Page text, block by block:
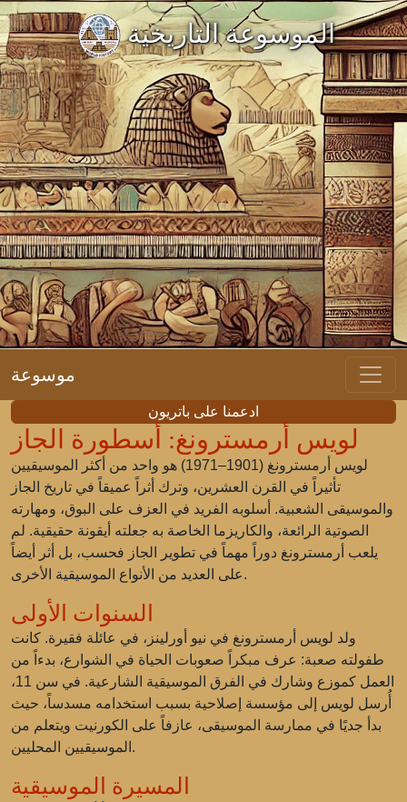
الموسوعة التاريخية
موسوعة
ادعمنا على باتريون
لويس أرمسترونغ: أسطورة الجاز
لويس أرمسترونغ (1901–1971) هو واحد من أكثر الموسيقيين
تأثيراً في القرن العشرين، وترك أثراً عميقاً في تاريخ الجاز
والموسيقى الشعبية. أسلوبه الفريد في العزف على البوق، ومهارته
الصوتية الرائعة، والكاريزما الخاصة به جعلته أيقونة حقيقية. لم
يلعب أرمسترونغ دوراً مهماً في تطوير الجاز فحسب، بل أثر أيضاً
على العديد من الأنواع الموسيقية الأخرى.
السنوات الأولى
ولد لويس أرمسترونغ في نيو أورلينز، في عائلة فقيرة. كانت
طفولته صعبة: عرف مبكراً صعوبات الحياة في الشوارع، بدءاً من
العمل كموزع وشارك في الفرق الموسيقية الشارعية. في سن 11،
أُرسل لويس إلى مؤسسة إصلاحية بسبب استخدامه مسدساً، حيث
بدأ جديًا في ممارسة الموسيقى، عازفاً على الكورنيت ويتعلم من
الموسيقيين المحليين.
المسيرة الموسيقية